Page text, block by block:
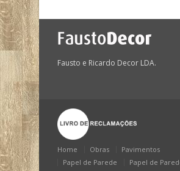
Fausto e Ricardo Decor LDA.
Home Obras
Pavimentos
Papel de Parede
Papel de